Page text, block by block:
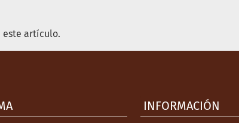
este artículo.
INFORMACIÓN